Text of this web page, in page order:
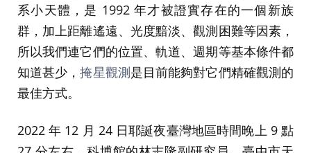
系小天體，是 1992 年才被證實存在的一個新族
群，加上距離遙遠、光度黯淡、觀測困難等因素，
所以我們連它們的位置、軌道、週期等基本條件都
知道甚少，掩星觀測是目前能夠對它們精確觀測的
最佳方式。
2022 年 12 月 24 日耶誕夜臺灣地區時間晚上 9 點